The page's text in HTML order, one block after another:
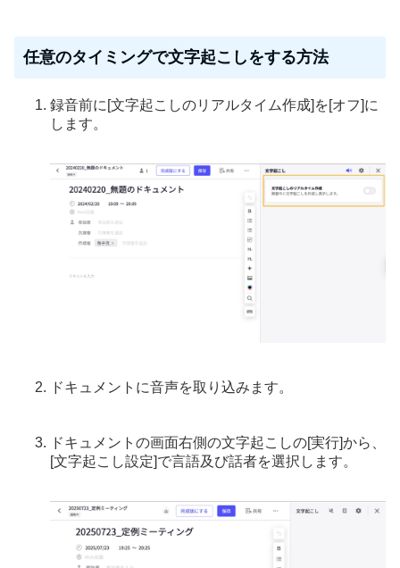
任意のタイミングで文字起こしをする方法
録音前に[文字起こしのリアルタイム作成]を[オフ]に
します。
ドキュメントに音声を取り込みます。
ドキュメントの画面右側の文字起こしの[実行]から、
[文字起こし設定]で言語及び話者を選択します。